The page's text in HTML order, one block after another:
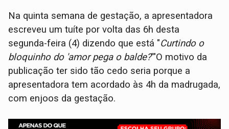
Na quinta semana de gestação, a apresentadora
escreveu um tuíte por volta das 6h desta
segunda-feira (4) dizendo que está "Curtindo o
bloquinho do 'amor pega o balde?'"O motivo da
publicação ter sido tão cedo seria porque a
apresentadora tem acordado às 4h da madrugada,
com enjoos da gestação.